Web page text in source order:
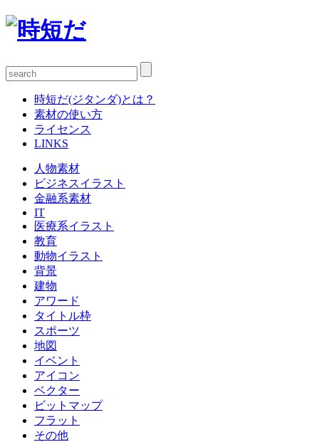
時短だ(ジタンダ)とは？
素材の使い方
ライセンス
LINKS
人物素材
ビジネスイラスト
金融系素材
IT
医療系イラスト
教育
動物イラスト
背景
建物
アワード
タイトル枠
スポーツ
地図
イベント
アイコン
ベクター
ビットマップ
フラット
その他